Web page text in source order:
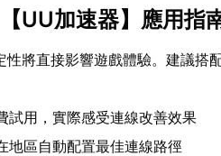
UU加速器】應用指
將直接影響遊戲體驗。建議搭
試用，實際感受連線改善效果
地區自動配置最佳連線路徑